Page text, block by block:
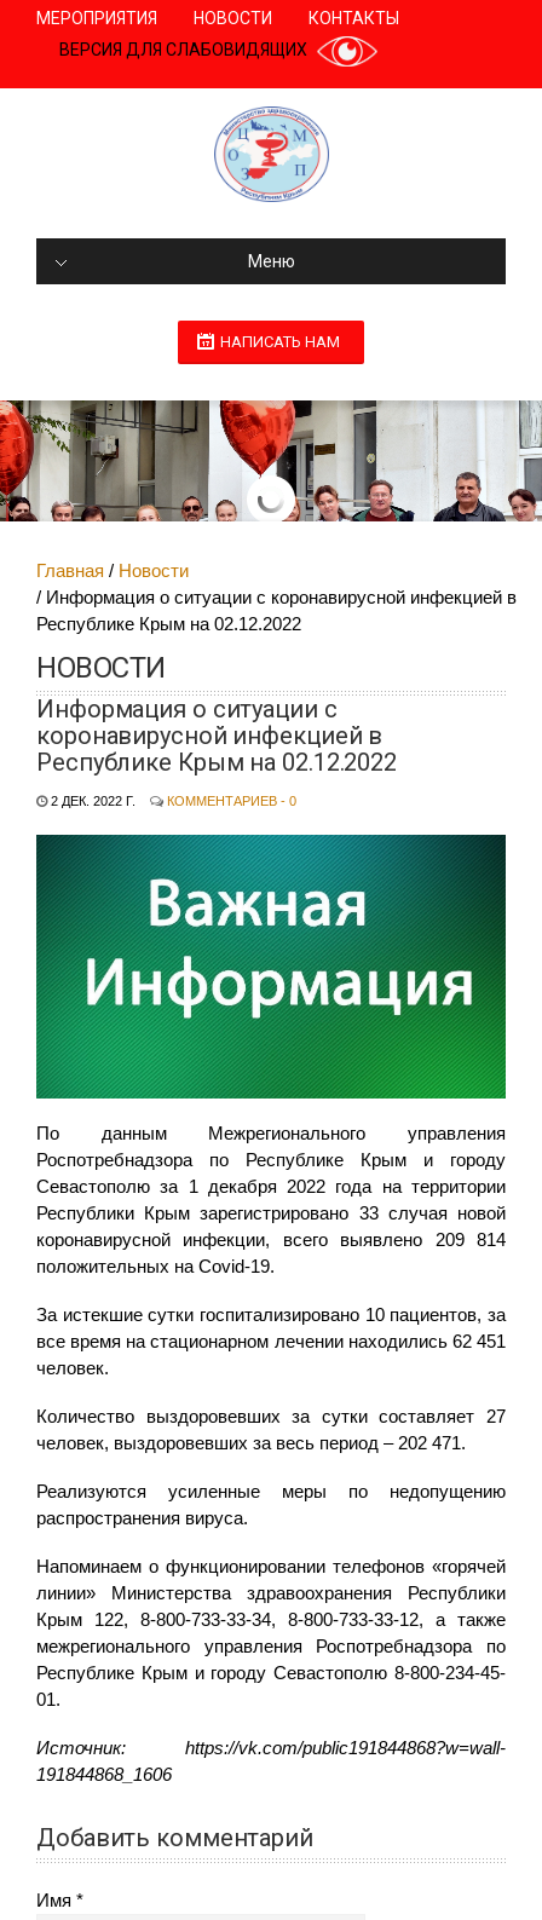
МЕРОПРИЯТИЯ НОВОСТИ
КОНТАКТЫ
ВЕРСИЯ ДЛЯ СЛАБОВИДЯЩИХ
Меню
НАПИСАТЬ НАМ
Главная
Новости
Информация о ситуации с коронавирусной инфекцией в
Республике Крым на 02.12.2022
НОВОСТИ
Информация о ситуации с
коронавирусной инфекцией в
Республике Крым на 02.12.2022
2 ДЕК. 2022 Г. КОММЕНТАРИЕВ - 0
По данным Межрегионального управления
Роспотребнадзора по Республике Крым и городу
Севастополю за 1 декабря 2022 года на территории
Республики Крым зарегистрировано 33 случая новой
коронавирусной инфекции, всего выявлено 209 814
положительных на Covid-19.
За истекшие сутки госпитализировано 10 пациентов, за
все время на стационарном лечении находились 62 451
человек.
Количество выздоровевших за сутки составляет 27
человек, выздоровевших за весь период – 202 471.
Реализуются усиленные меры по недопущению
распространения вируса.
Напоминаем о функционировании телефонов «горячей
линии» Министерства здравоохранения Республики
Крым 122, 8-800-733-33-34, 8-800-733-33-12, а также
межрегионального управления Роспотребнадзора по
Республике Крым и городу Севастополю 8-800-234-45-
01.
Источник: https://vk.com/public191844868?w=wall-
191844868_1606
Добавить комментарий
Имя